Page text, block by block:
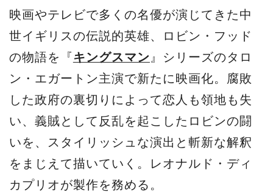
映画やテレビで多くの名優が演じてきた中
世イギリスの伝説的英雄、ロビン・フッド
の物語を『 キングスマン』シリーズのタロ
ン・エガートン主演で新たに映画化。腐敗
した政府の裏切りによって恋人も領地も失
い、義賊として反乱を起こしたロビンの闘
いを、スタイリッシュな演出と斬新な解釈
をまじえて描いていく。レオナルド・ディ
カプリオが製作を務める。